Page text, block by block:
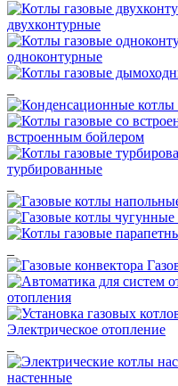
двухконтурные
одноконтурные
встроенным бойлером
турбированные
отопления
Электрическое отопление
настенные